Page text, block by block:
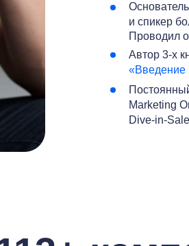
и спикер
Проводил
Автор 3-х
«Введение
Marketing
Dive-in-